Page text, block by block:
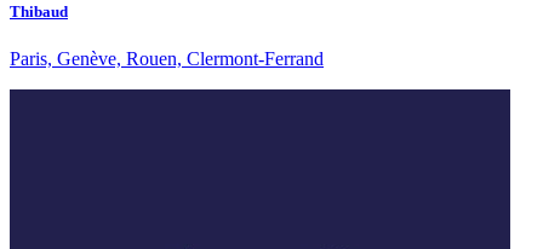
Thibaud
Paris, Genève, Rouen, Clermont-Ferrand